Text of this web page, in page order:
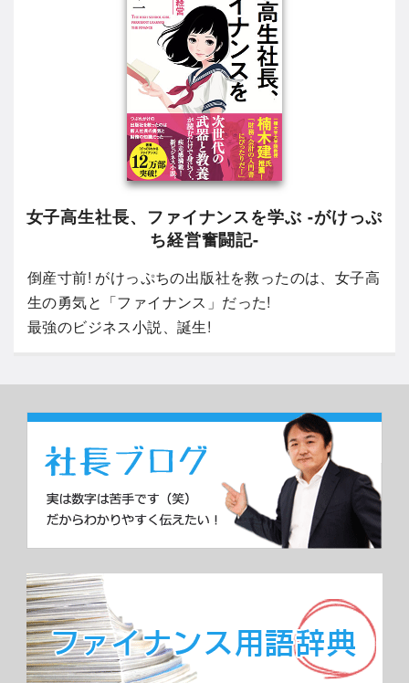
女子高生社長、ファイナンスを学ぶ -がけっぷ
ち経営奮闘記-
倒産寸前! がけっぷちの出版社を救ったのは、女子高
生の勇気と「ファイナンス」だった!
最強のビジネス小説、誕生!